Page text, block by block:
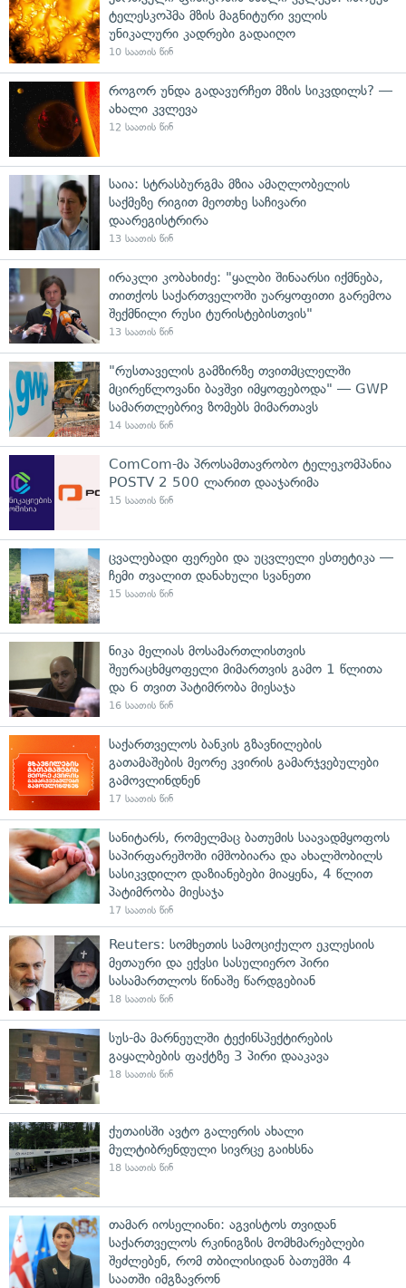
ტელესკოპმა მზის მაგნიტური ველის
უნიკალური კადრები გადაიღო
10 საათის წინ
როგორ უნდა გადავურჩეთ მზის სიკვდილს? —
ახალი კვლევა
12 საათის წინ
საია: სტრასბურგმა მზია ამაღლობელის
საქმეზე რიგით მეოთხე საჩივარი
დაარეგისტრირა
13 საათის წინ
ირაკლი კობახიძე: "ყალბი შინაარსი იქმნება,
თითქოს საქართველოში უარყოფითი გარემოა
შექმნილი რუსი ტურისტებისთვის"
13 საათის წინ
"რუსთაველის გამზირზე თვითმცლელში
მცირეწლოვანი ბავშვი იმყოფებოდა" — GWP
სამართლებრივ ზომებს მიმართავს
14 საათის წინ
ComCom-მა პროსამთავრობო ტელეკომპანია
POSTV 2 500 ლარით დააჯარიმა
15 საათის წინ
ცვალებადი ფერები და უცვლელი ესთეტიკა —
ჩემი თვალით დანახული სვანეთი
15 საათის წინ
ნიკა მელიას მოსამართლისთვის
შეურაცხმყოფელი მიმართვის გამო 1 წლითა
და 6 თვით პატიმრობა მიესაჯა
16 საათის წინ
საქართველოს ბანკის გზავნილების
გათამაშების მეორე კვირის გამარჯვებულები
გამოვლინდნენ
17 საათის წინ
სანიტარს, რომელმაც ბათუმის საავადმყოფოს
საპირფარეშოში იმშობიარა და ახალშობილს
სასიკვდილო დაზიანებები მიაყენა, 4 წლით
პატიმრობა მიესაჯა
17 საათის წინ
Reuters: სომხეთის სამოციქულო ეკლესიის
მეთაური და ექვსი სასულიერო პირი
სასამართლოს წინაშე წარდგებიან
18 საათის წინ
სუს-მა მარნეულში ტექინსპექტირების
გაყალბების ფაქტზე 3 პირი დააკავა
18 საათის წინ
ქუთაისში ავტო გალერის ახალი
მულტიბრენდული სივრცე გაიხსნა
18 საათის წინ
თამარ იოსელიანი: აგვისტოს თვიდან
საქართველოს რკინიგზის მომხმარებლები
შეძლებენ, რომ თბილისიდან ბათუმში 4
საათში იმგზავრონ